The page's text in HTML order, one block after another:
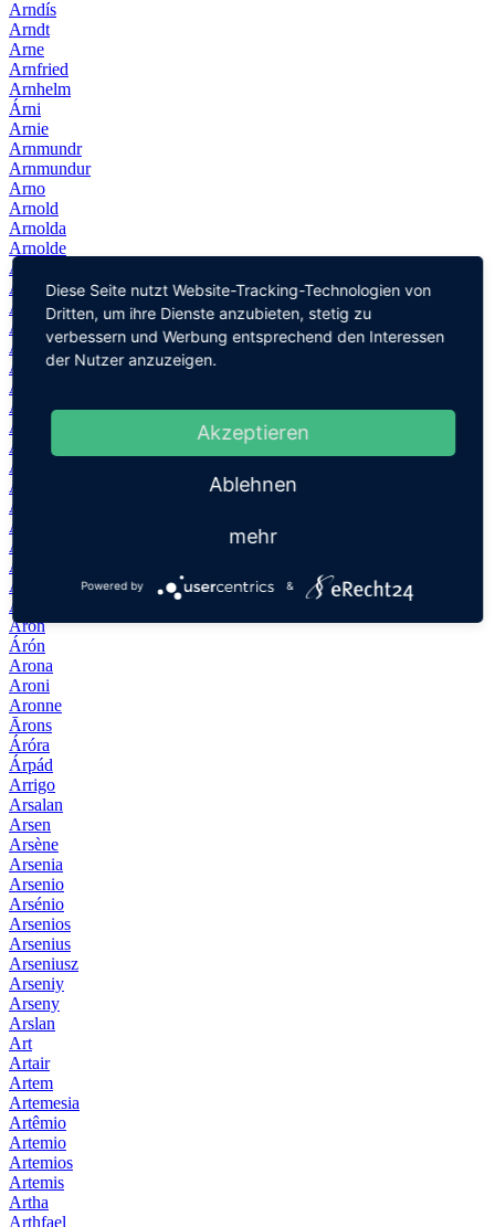
Arndís
Arndt
Arne
Arnfried
Arnhelm
Árni
Arnie
Arnmundr
Arnmundur
Arno
Arnold
Arnolda
Arnolde
Arnoldina
Arnoldine
Arnoldo
Arnolds
Arnoldus
Arnolf
Arnolfo
Arnoul
Arnt
Arntraud
Arnulf
Arnulfo
Arnúlfur
Arnviðr
Arnviður
Arnwald
Aroha
Aron
Áron
Árón
Arona
Aroni
Aronne
Ārons
Áróra
Árpád
Arrigo
Arsalan
Arsen
Arsène
Arsenia
Arsenio
Arsénio
Arsenios
Arsenius
Arseniusz
Arseniy
Arseny
Arslan
Art
Artair
Artem
Artemesia
Artêmio
Artemio
Artemios
Artemis
Artha
Arthfael
Diese Seite nutzt Website-Tracking-Technologien von
Dritten, um ihre Dienste anzubieten, stetig zu
verbessern und Werbung entsprechend den Interessen
der Nutzer anzuzeigen.
Akzeptieren
Ablehnen
mehr
Powered by &